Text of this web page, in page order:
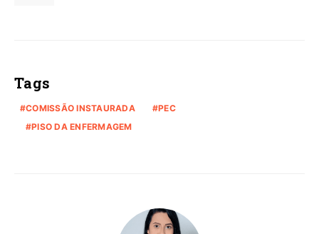
Tags
COMISSÃO INSTAURADA
PEC
PISO DA ENFERMAGEM